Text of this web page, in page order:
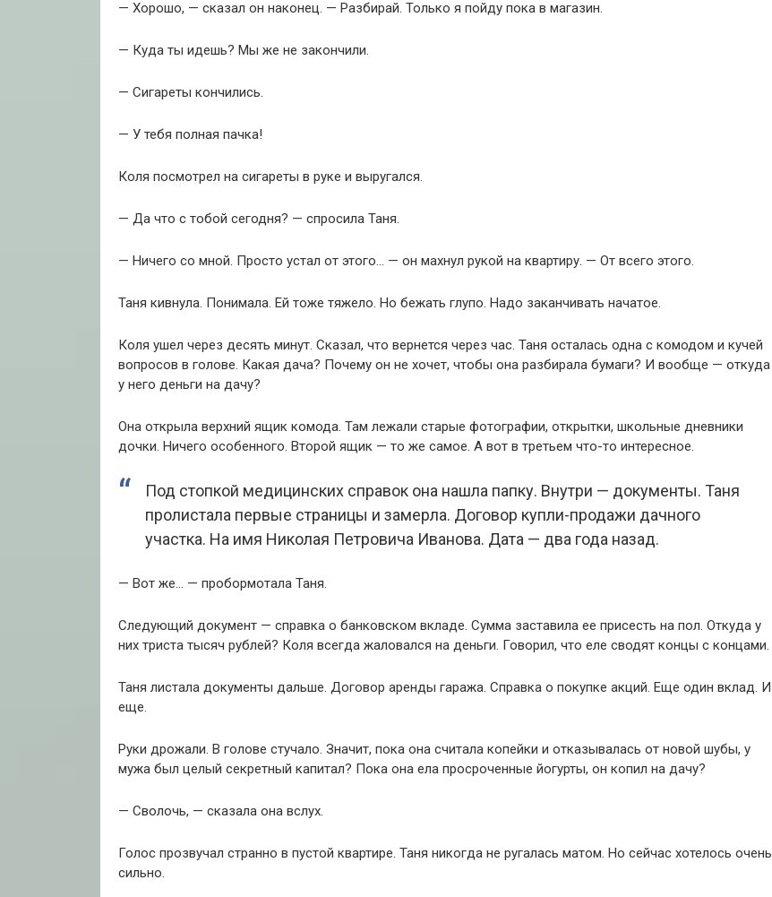
— Хорошо, — сказал он наконец. — Разбирай. Только я пойду пока в магазин.
— Куда ты идешь? Мы же не закончили.
— Сигареты кончились.
— У тебя полная пачка!
Коля посмотрел на сигареты в руке и выругался.
— Да что с тобой сегодня? — спросила Таня.
— Ничего со мной. Просто устал от этого… — он махнул рукой на квартиру. — От всего этого.
Таня кивнула. Понимала. Ей тоже тяжело. Но бежать глупо. Надо заканчивать начатое.
Коля ушел через десять минут. Сказал, что вернется через час. Таня осталась одна с комодом и кучей
вопросов в голове. Какая дача? Почему он не хочет, чтобы она разбирала бумаги? И вообще — откуда
у него деньги на дачу?
Она открыла верхний ящик комода. Там лежали старые фотографии, открытки, школьные дневники
дочки. Ничего особенного. Второй ящик — то же самое. А вот в третьем что-то интересное.
Под стопкой медицинских справок она нашла папку. Внутри — документы. Таня
пролистала первые страницы и замерла. Договор купли-продажи дачного
участка. На имя Николая Петровича Иванова. Дата — два года назад.
— Вот же… — пробормотала Таня.
Следующий документ — справка о банковском вкладе. Сумма заставила ее присесть на пол. Откуда у
них триста тысяч рублей? Коля всегда жаловался на деньги. Говорил, что еле сводят концы с концами.
Таня листала документы дальше. Договор аренды гаража. Справка о покупке акций. Еще один вклад. И
еще.
Руки дрожали. В голове стучало. Значит, пока она считала копейки и отказывалась от новой шубы, у
мужа был целый секретный капитал? Пока она ела просроченные йогурты, он копил на дачу?
— Сволочь, — сказала она вслух.
Голос прозвучал странно в пустой квартире. Таня никогда не ругалась матом. Но сейчас хотелось очень
сильно.